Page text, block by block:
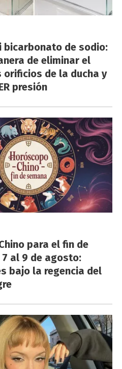
bicarbonato de sodio:
de eliminar el
orificios de la ducha y
presión
para el fin de
al 9 de agosto:
bajo la regencia del